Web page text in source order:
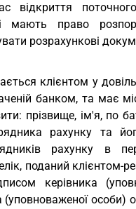
відкриття
мають право
розрахункові
клієнтом у
банком, та має
прізвище, ім'я, по
рахунку та
рахунку в
поданий клієнтом-
керівника
особи)